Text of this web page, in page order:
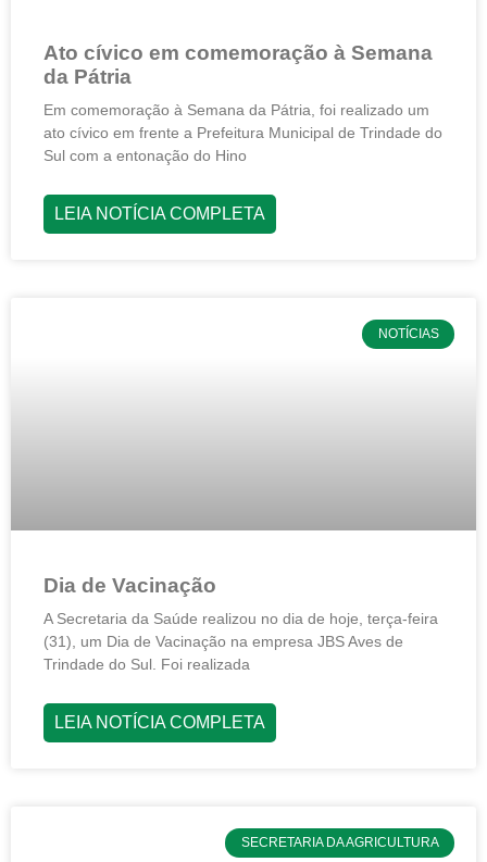
Ato cívico em comemoração à Semana
da Pátria
Em comemoração à Semana da Pátria, foi realizado um
ato cívico em frente a Prefeitura Municipal de Trindade do
Sul com a entonação do Hino
LEIA NOTÍCIA COMPLETA
NOTÍCIAS
Dia de Vacinação
A Secretaria da Saúde realizou no dia de hoje, terça-feira
(31), um Dia de Vacinação na empresa JBS Aves de
Trindade do Sul. Foi realizada
LEIA NOTÍCIA COMPLETA
SECRETARIA DA AGRICULTURA